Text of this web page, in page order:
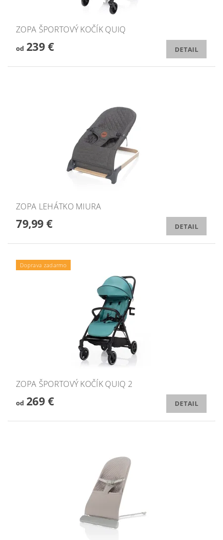
ZOPA ŠPORTOVÝ KOČÍK QUIQ
od239 € DETAIL
ZOPA LEHÁTKO MIURA
79,99 € DETAIL
Doprava zadarmo
ZOPA ŠPORTOVÝ KOČÍK QUIQ 2
od269 € DETAIL